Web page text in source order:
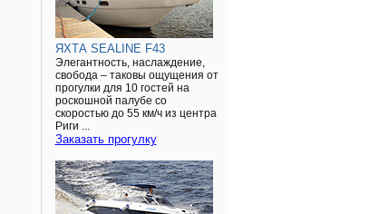
ЯХТА SEALINE F43
Элегантность, наслаждение,
свобода – таковы ощущения от
прогулки для 10 гостей на
роскошной палубе со
скоростью до 55 км/ч из центра
Риги ...
Заказать прогулку